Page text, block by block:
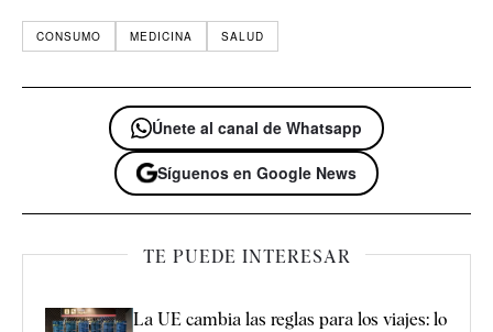
CONSUMO MEDICINA SALUD
Únete al canal de Whatsapp
Síguenos en Google News
TE PUEDE INTERESAR
La UE cambia las reglas para los viajes: lo